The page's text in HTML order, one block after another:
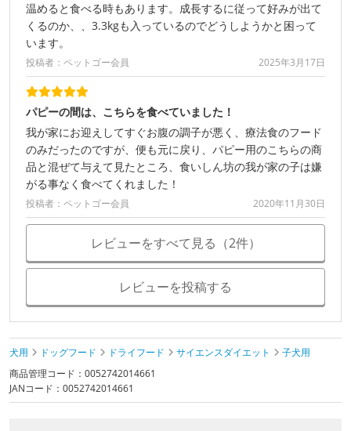
温めると食べる時もあります。成長するに従って好みが出て
くるのか、、3.3kgも入っているのでどうしようかと困って
います。
投稿者：ペットゴー会員 2025年3月17日
パピーの間は、こちらを食べていました！
我が家にお迎えしてすぐお腹の調子が悪く、療法食のフード
のみだったのですが、便も元に戻り、パピー用のこちらの商
品と混ぜて与えて見たところ、食いしん坊の我が家の子は嫌
がる事なく食べてくれました！
投稿者：ペットゴー会員 2020年11月30日
レビューをすべて見る（2件）
レビューを投稿する
犬用 ドッグフード ドライフード サイエンスダイエット
子犬用
商品管理コード：0052742014661
JANコード：0052742014661